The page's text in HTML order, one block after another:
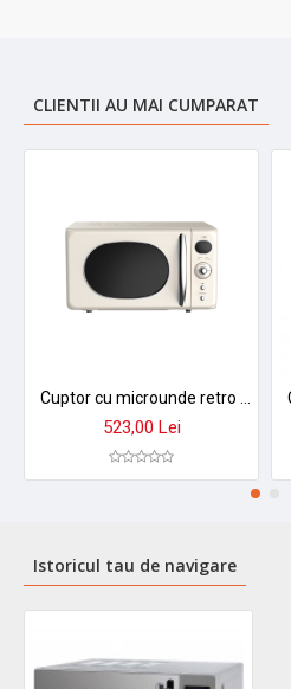
• Culoare: Gri elegant
• Tip: Standard, pentru uz
superioară. Ideal pentru
alimentelor și încălzirea
Investiție inteligentă pentru
preț excepțional cu garanție inclusă.
CLIENTII AU MAI CUMPARAT
523,00 Lei
Istoricul tau de navigare